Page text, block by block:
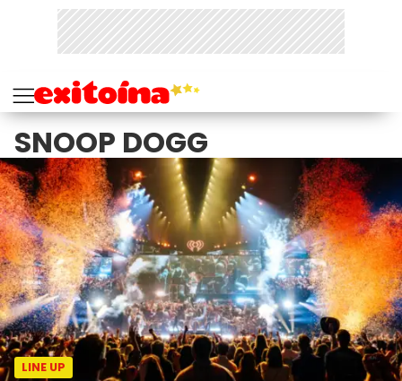
SNOOP DOGG
LINE UP